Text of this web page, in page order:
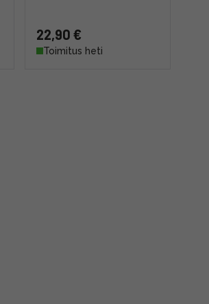
22,90 €
Toimitus heti